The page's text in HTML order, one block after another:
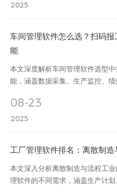
2025
车间管理软件怎么选？扫码
能
本文深度解析车间管理软件选型
能，涵盖数据采集、生产监控、
方向。
08-23
2025
工厂管理软件排名：离散制
本文深入分析离散制造与流程工
理软件的不同需求，涵盖生产计